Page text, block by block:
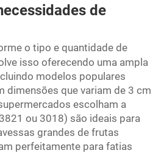
de
o tipo e quantidade de
isso oferecendo uma ampla
modelos populares
dimensões que variam de 3 cm
escolham a
ou 3018) são ideais para
grandes de frutas
perfeitamente para fatias